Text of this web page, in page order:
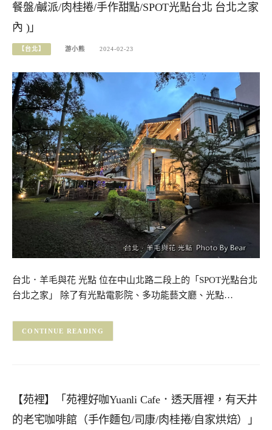
餐盤/鹹派/肉桂捲/手作甜點/SPOT光點台北 台北之家
內 )」
【台北】 游小熊 2024-02-23
台北．羊毛與花 光點 位在中山北路二段上的「SPOT光點台北
台北之家」 除了有光點電影院、多功能藝文廳、光點…
CONTINUE READING
【苑裡】「苑裡好咖Yuanli Cafe．透天厝裡，有天井
的老宅咖啡館（手作麵包/司康/肉桂捲/自家烘焙）」